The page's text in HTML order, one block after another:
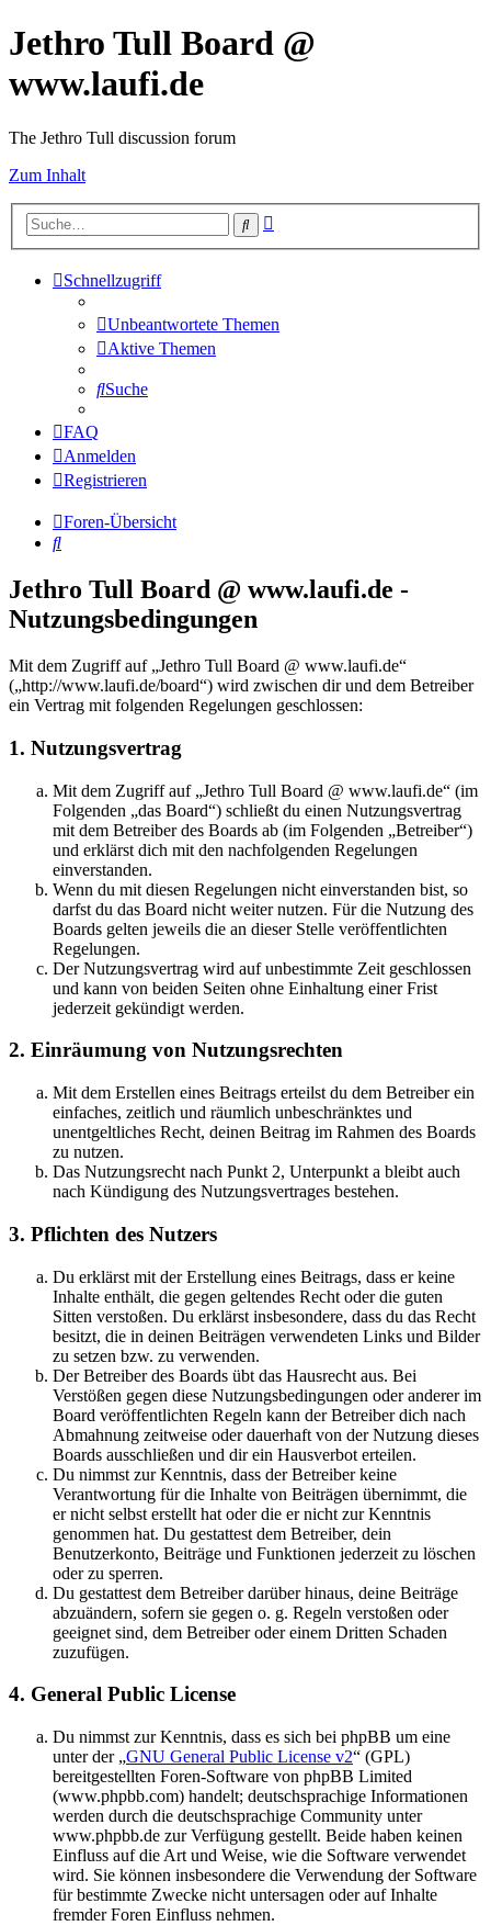
Jethro Tull Board @
www.laufi.de
The Jethro Tull discussion forum
Zum Inhalt
Suche
Schnellzugriff
Unbeantwortete Themen
Aktive Themen
Suche
FAQ
Anmelden
Registrieren
Foren-Übersicht
Suche
Jethro Tull Board @ www.laufi.de -
Nutzungsbedingungen
Mit dem Zugriff auf „Jethro Tull Board @ www.laufi.de“
(„http://www.laufi.de/board“) wird zwischen dir und dem Betreiber
ein Vertrag mit folgenden Regelungen geschlossen:
1. Nutzungsvertrag
Mit dem Zugriff auf „Jethro Tull Board @ www.laufi.de“ (im
Folgenden „das Board“) schließt du einen Nutzungsvertrag
mit dem Betreiber des Boards ab (im Folgenden „Betreiber“)
und erklärst dich mit den nachfolgenden Regelungen
einverstanden.
Wenn du mit diesen Regelungen nicht einverstanden bist, so
darfst du das Board nicht weiter nutzen. Für die Nutzung des
Boards gelten jeweils die an dieser Stelle veröffentlichten
Regelungen.
Der Nutzungsvertrag wird auf unbestimmte Zeit geschlossen
und kann von beiden Seiten ohne Einhaltung einer Frist
jederzeit gekündigt werden.
2. Einräumung von Nutzungsrechten
Mit dem Erstellen eines Beitrags erteilst du dem Betreiber ein
einfaches, zeitlich und räumlich unbeschränktes und
unentgeltliches Recht, deinen Beitrag im Rahmen des Boards
zu nutzen.
Das Nutzungsrecht nach Punkt 2, Unterpunkt a bleibt auch
nach Kündigung des Nutzungsvertrages bestehen.
3. Pflichten des Nutzers
Du erklärst mit der Erstellung eines Beitrags, dass er keine
Inhalte enthält, die gegen geltendes Recht oder die guten
Sitten verstoßen. Du erklärst insbesondere, dass du das Recht
besitzt, die in deinen Beiträgen verwendeten Links und Bilder
zu setzen bzw. zu verwenden.
Der Betreiber des Boards übt das Hausrecht aus. Bei
Verstößen gegen diese Nutzungsbedingungen oder anderer im
Board veröffentlichten Regeln kann der Betreiber dich nach
Abmahnung zeitweise oder dauerhaft von der Nutzung dieses
Boards ausschließen und dir ein Hausverbot erteilen.
Du nimmst zur Kenntnis, dass der Betreiber keine
Verantwortung für die Inhalte von Beiträgen übernimmt, die
er nicht selbst erstellt hat oder die er nicht zur Kenntnis
genommen hat. Du gestattest dem Betreiber, dein
Benutzerkonto, Beiträge und Funktionen jederzeit zu löschen
oder zu sperren.
Du gestattest dem Betreiber darüber hinaus, deine Beiträge
abzuändern, sofern sie gegen o. g. Regeln verstoßen oder
geeignet sind, dem Betreiber oder einem Dritten Schaden
zuzufügen.
4. General Public License
Du nimmst zur Kenntnis, dass es sich bei phpBB um eine
unter der „GNU General Public License v2“ (GPL)
bereitgestellten Foren-Software von phpBB Limited
(www.phpbb.com) handelt; deutschsprachige Informationen
werden durch die deutschsprachige Community unter
www.phpbb.de zur Verfügung gestellt. Beide haben keinen
Einfluss auf die Art und Weise, wie die Software verwendet
wird. Sie können insbesondere die Verwendung der Software
für bestimmte Zwecke nicht untersagen oder auf Inhalte
fremder Foren Einfluss nehmen.